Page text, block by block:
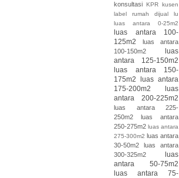
konsultasi KPR kusen
label rumah dijual
lu
luas antara 0-25m2
luas antara 100-
125m2
luas antara
100-150m2
luas
antara 125-150m2
luas antara 150-
175m2
luas antara
175-200m2
luas
antara 200-225m2
luas antara 225-
250m2
luas antara
250-275m2 luas antara
275-300m2 luas antara
30-50m2
luas antara
300-325m2
luas
antara 50-75m2
luas antara 75-